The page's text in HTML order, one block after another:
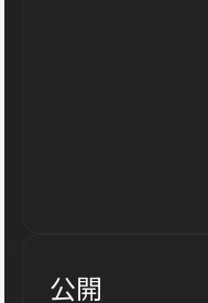
公開